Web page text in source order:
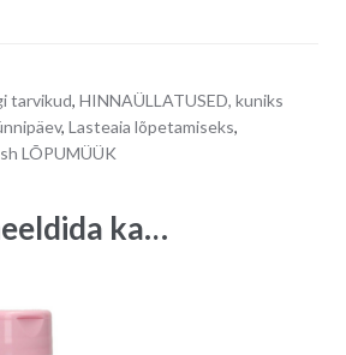
tarvikud, HINNAÜLLATUSED, kuniks
, Lasteaia lõpetamiseks,
LÕPUMÜÜK
ka…